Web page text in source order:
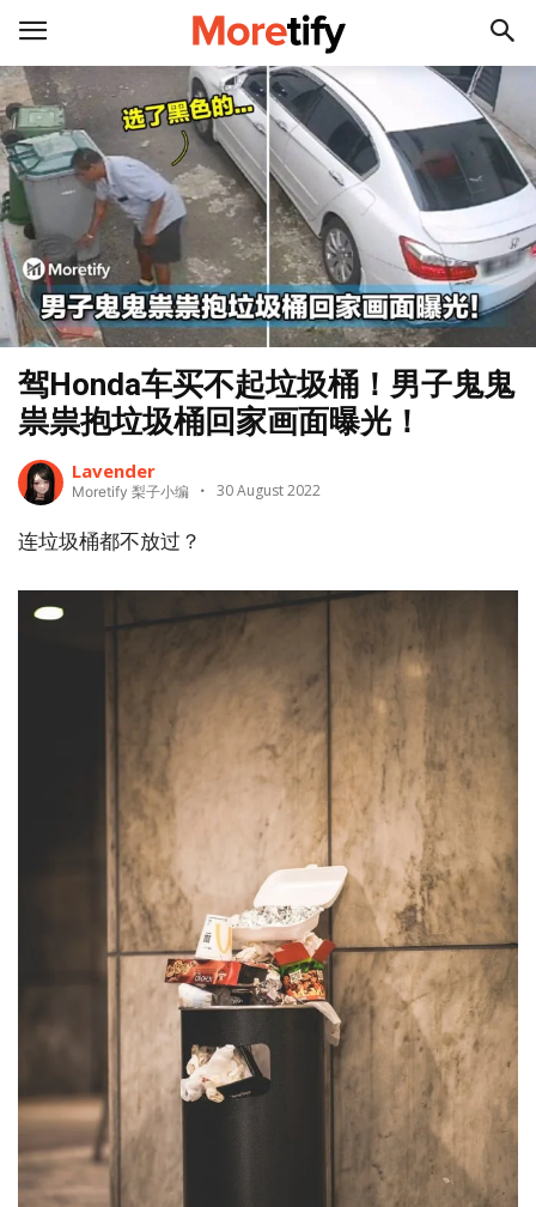
驾Honda车买不起垃圾桶！男子鬼鬼
祟祟抱垃圾桶回家画面曝光！
Lavender
Moretify 梨子小编 30 August 2022
连垃圾桶都不放过？